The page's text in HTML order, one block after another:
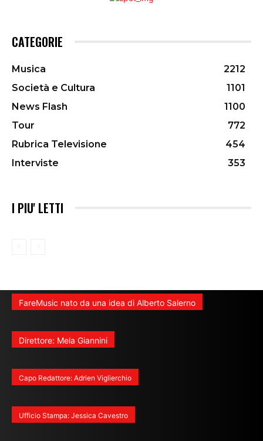
CATEGORIE
Musica
2212
Società e Cultura
1101
News Flash
1100
Tour
772
Rubrica Televisione
454
Interviste
353
I PIU' LETTI
FareMusic nato da una idea di Alberto Salerno
Direttore: Mela Giannini
Capo Redattore: Adrien Viglierchio
Ufficio Stampa: Jessica Cavestro